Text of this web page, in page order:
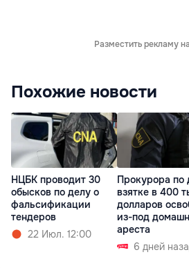
Разместить рекламу
Похожие новости
НЦБК проводит 30
обысков по делу о
фальсификации
тендеров
22 Июл. 12:00
Прокурора по
взятке в 400
долларов
из-под
ареста
6 дней